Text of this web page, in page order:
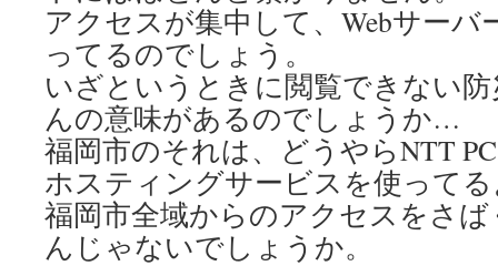
アクセスが集中して、Webサーバ
ってるのでしょう。
いざというときに閲覧できない
んの意味があるのでしょうか…
福岡市のそれは、どうやらNTT PC
ホスティングサービスを使って
福岡市全域からのアクセスをさ
んじゃないでしょうか。